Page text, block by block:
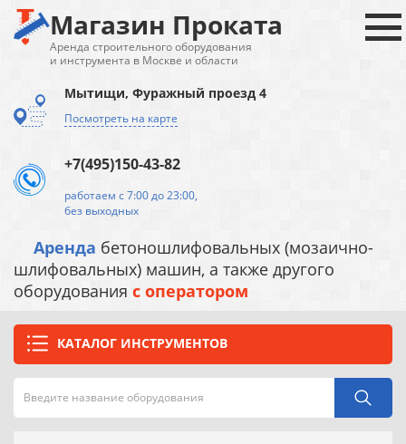
Магазин Проката
Аренда строительного оборудования
и инструмента в Москве и области
Мытищи, Фуражный проезд 4
Посмотреть на карте
+7(495)150-43-82
работаем с 7:00 до 23:00,
без выходных
Аренда бетоношлифовальных (мозаично-
шлифовальных) машин, а также другого
оборудования с оператором
КАТАЛОГ ИНСТРУМЕНТОВ